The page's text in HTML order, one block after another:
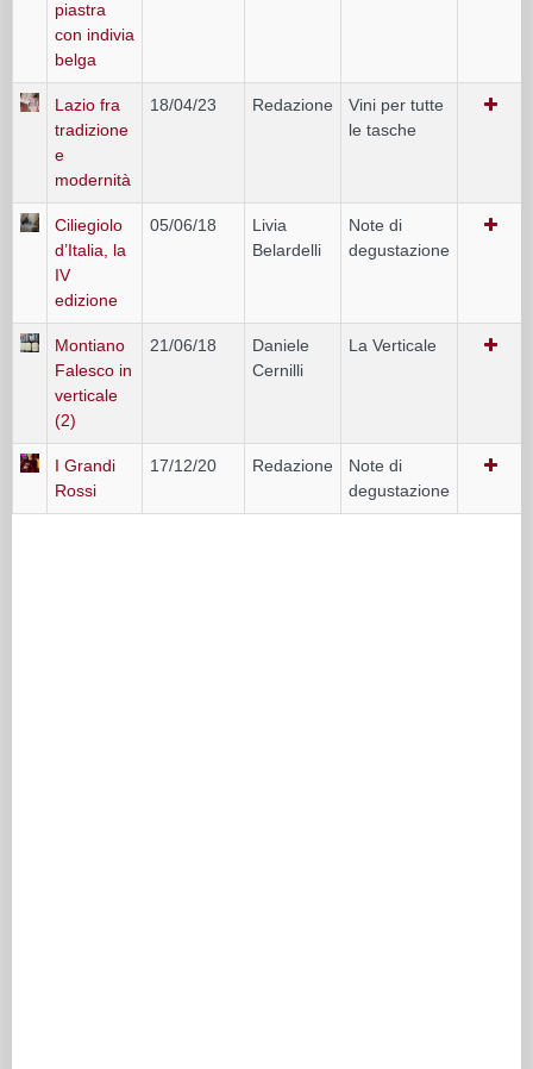
piastra
con indivia
belga
Lazio fra
tradizione
e
modernità
18/04/23 Redazione
Vini per tutte
le tasche
Ciliegiolo
d’Italia, la
IV
edizione
05/06/18
Livia
Belardelli
Note di
degustazione
Montiano
Falesco in
verticale
(2)
21/06/18
Daniele
Cernilli
La Verticale
I Grandi
Rossi
17/12/20 Redazione
Note di
degustazione